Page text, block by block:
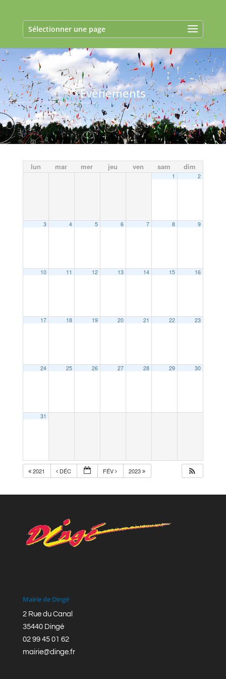
Sélectionner une page
Evènements
lun mar mer jeu ven sam dim
1 2
3 4 5 6 7 8 9
10 11 12 13 14 15 16
17 18 19 20 21 22 23
24 25 26 27 28 29 30
31
2021 DÉC FÉV 2023
Mairie de Dingé
2 Rue du Canal
35440 Dingé
02 99 45 01 62
mairie@dinge.fr